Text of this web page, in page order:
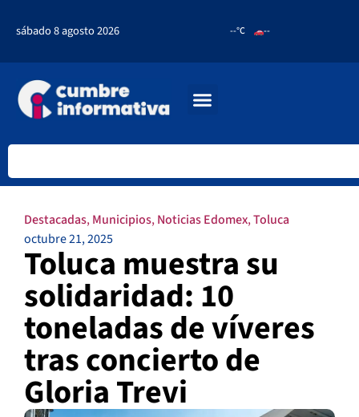
sábado 8 agosto 2026 --°C --
Destacadas,Municipios,Noticias Edomex,Toluca
octubre 21, 2025
Toluca muestra su
solidaridad: 10
toneladas de víveres
tras concierto de
Gloria Trevi